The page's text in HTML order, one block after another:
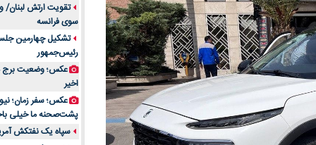
خرید سمعک
تصمیم‌گیری
خرید و فروش
ایرانیان
اهمیت انتخاب
پرونده‌های حساس و
۷ تاثیرات کامپیوتر در حوزه علوم زندگی و کاربردی
لیفتراک صفر؛
تقویت ارتش لبنان/
سوی فرانسه
تشکیل چهارمین
رئیس‌جمهور
عکس؛ وضعیت برج
اخیر
پشت‌صحنه ما خیلی
سپاه یک نفتکش